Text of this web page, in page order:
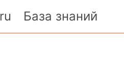
База знаний